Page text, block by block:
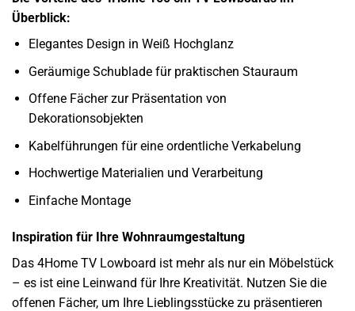
Überblick:
Elegantes Design in Weiß Hochglanz
Geräumige Schublade für praktischen Stauraum
Offene Fächer zur Präsentation von
Dekorationsobjekten
Kabelführungen für eine ordentliche Verkabelung
Hochwertige Materialien und Verarbeitung
Einfache Montage
Inspiration für Ihre Wohnraumgestaltung
Das 4Home TV Lowboard ist mehr als nur ein Möbelstück
– es ist eine Leinwand für Ihre Kreativität. Nutzen Sie die
offenen Fächer, um Ihre Lieblingsstücke zu präsentieren